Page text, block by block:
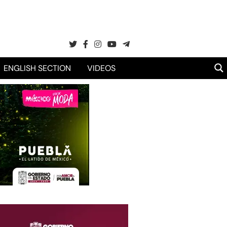
ENGLISH SECTION VIDEOS